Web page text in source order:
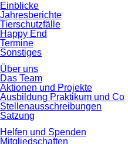
Einblicke
Jahresberichte
Tierschutzfälle
Happy End
Termine
Sonstiges
Über uns
Das Team
Aktionen und Projekte
Ausbildung Praktikum und Co
Stellenausschreibungen
Satzung
Helfen und Spenden
Mitgliedschaften